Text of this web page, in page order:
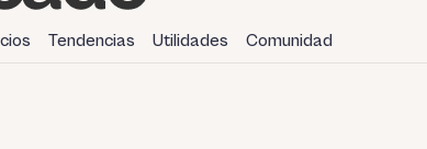
Tendencias Utilidades Comunidad